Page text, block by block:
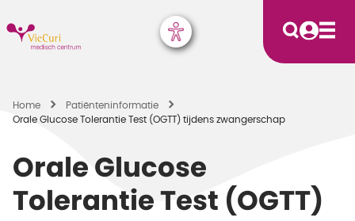
Home
Patiënten­informatie
Orale Glucose Tolerantie Test (OGTT) tijdens zwangerschap
Orale Glucose
Tolerantie Test (OGTT)